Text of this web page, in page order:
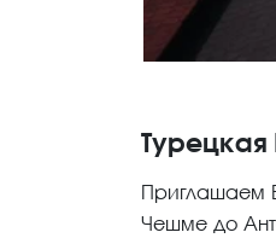
Турецкая
Приглашаем
Чешме до